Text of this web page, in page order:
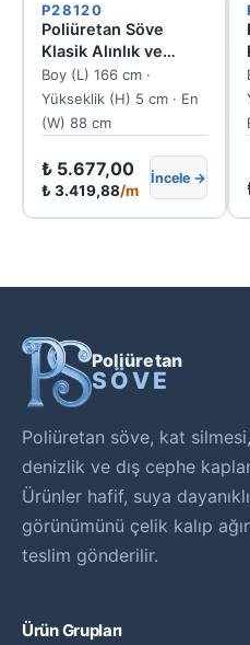
P28120
Poliüretan Söve
Klasik Alınlık ve
Duvar Süslemesi
Modeli 166x88 cm
P28120
Boy (L) 166 cm ·
Yükseklik (H) 5 cm · En
(W) 88 cm
₺ 5.677,00
₺ 3.419,88/m
İncele →
Poliüretan
SÖVE
Poliüretan söve, kat
denizlik ve dış cephe
Ürünler hafif, suya
görünümünü çelik kalıp
teslim gönderilir.
Ürün Grupları